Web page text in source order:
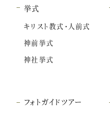
挙式
キリスト教式・人前式
神前挙式
神社挙式
フォトガイドツアー